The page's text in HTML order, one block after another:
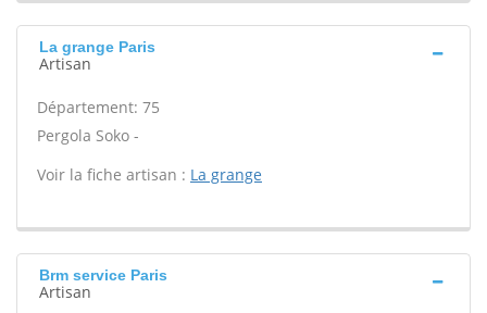
La grange Paris
Artisan
Département: 75
Pergola Soko -
Voir la fiche artisan : La grange
Brm service Paris
Artisan